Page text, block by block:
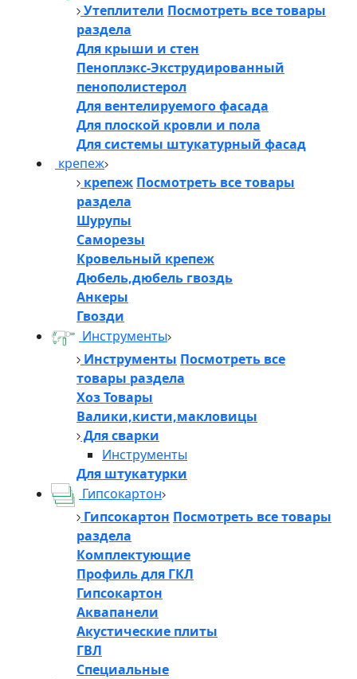
Утеплители Посмотреть все товары
раздела
Для крыши и стен
Пеноплэкс-Экструдированный
пенополистерол
Для вентелируемого фасада
Для плоской кровли и пола
Для системы штукатурный фасад
крепеж
крепеж Посмотреть все товары
раздела
Шурупы
Саморезы
Кровельный крепеж
Дюбель,дюбель гвоздь
Анкеры
Гвозди
Инструменты
Инструменты Посмотреть все
товары раздела
Хоз Товары
Валики,кисти,макловицы
Для сварки
Инструменты
Для штукатурки
Гипсокартон
Гипсокартон Посмотреть все товары
раздела
Комплектующие
Профиль для ГКЛ
Гипсокартон
Аквапанели
Акустические плиты
ГВЛ
Специальные